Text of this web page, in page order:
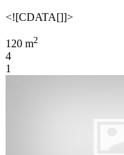
<![CDATA[]]>
120 m2
4
1